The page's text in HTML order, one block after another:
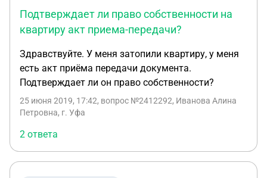
Подтверждает ли право собственности на
квартиру акт приема-передачи?
Здравствуйте. У меня затопили квартиру, у меня
есть акт приёма передачи документа.
Подтверждает ли он право собственности?
25 июня 2019, 17:42, вопрос №2412292, Иванова Алина
Петровна, г. Уфа
2 ответа